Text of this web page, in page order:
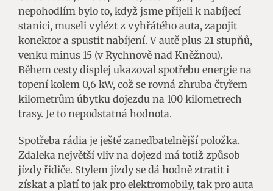
nepohodlím bylo to, když jsme přijeli k nabíjecí
stanici, museli vylézt z vyhřátého auta, zapojit
konektor a spustit nabíjení. V autě plus 21 stupňů,
venku minus 15 (v Rychnově nad Kněžnou).
Během cesty displej ukazoval spotřebu energie na
topení kolem 0,6 kW, což se rovná zhruba čtyřem
kilometrům úbytku dojezdu na 100 kilometrech
trasy. Je to nepodstatná hodnota.
Spotřeba rádia je ještě zanedbatelnější položka.
Zdaleka největší vliv na dojezd má totiž způsob
jízdy řidiče. Stylem jízdy se dá hodně ztratit i
získat a platí to jak pro elektromobily, tak pro auta